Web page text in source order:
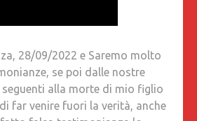
28/09/2022 e Saremo molto
se poi dalle nostre
alla morte di mio figlio
far venire fuori la verità, anche